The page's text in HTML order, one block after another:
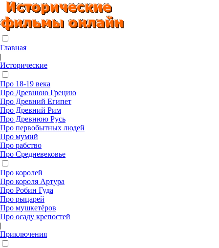
Главная
|
Исторические
Про 18-19 века
Про Древнюю Грецию
Про Древний Египет
Про Древний Рим
Про Древнюю Русь
Про первобытных людей
Про мумий
Про рабство
Про Средневековье
Про королей
Про короля Артура
Про Робин Гуда
Про рыцарей
Про мушкетёров
Про осаду крепостей
|
Приключения